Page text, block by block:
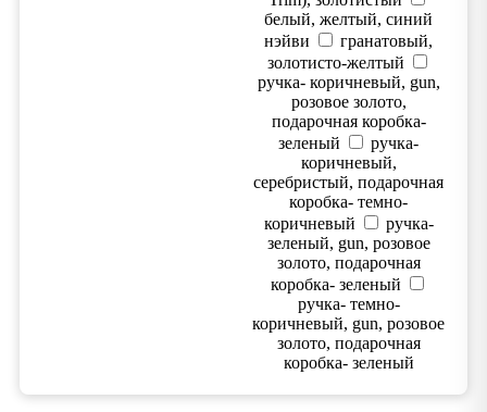
белый, желтый, синий
нэйви
гранатовый,
золотисто-желтый
ручка- коричневый, gun,
розовое золото,
подарочная коробка-
зеленый
ручка-
коричневый,
серебристый, подарочная
коробка- темно-
коричневый
ручка-
зеленый, gun, розовое
золото, подарочная
коробка- зеленый
ручка- темно-
коричневый, gun, розовое
золото, подарочная
коробка- зеленый